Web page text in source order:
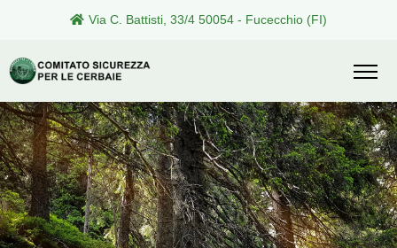
Via C. Battisti, 33/4 50054 - Fucecchio (FI)